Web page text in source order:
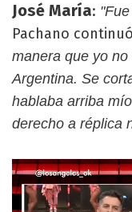
José María:
Pachano
manera que yo
Argentina. Se
hablaba arriba
derecho a réplica